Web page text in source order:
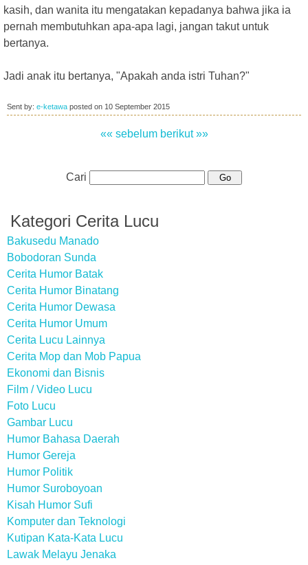
kasih, dan wanita itu mengatakan kepadanya bahwa jika ia
pernah membutuhkan apa-apa lagi, jangan takut untuk
bertanya.
Jadi anak itu bertanya, "Apakah anda istri Tuhan?"
Sent by: e-ketawa posted on 10 September 2015
«« sebelum berikut »»
Cari
Kategori Cerita Lucu
Bakusedu Manado
Bobodoran Sunda
Cerita Humor Batak
Cerita Humor Binatang
Cerita Humor Dewasa
Cerita Humor Umum
Cerita Lucu Lainnya
Cerita Mop dan Mob Papua
Ekonomi dan Bisnis
Film / Video Lucu
Foto Lucu
Gambar Lucu
Humor Bahasa Daerah
Humor Gereja
Humor Politik
Humor Suroboyoan
Kisah Humor Sufi
Komputer dan Teknologi
Kutipan Kata-Kata Lucu
Lawak Melayu Jenaka